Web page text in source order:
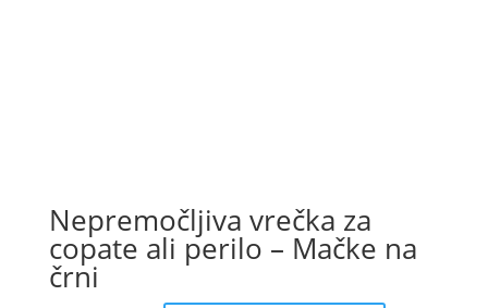
Nepremočljiva vrečka za
copate ali perilo – Mačke na
črni